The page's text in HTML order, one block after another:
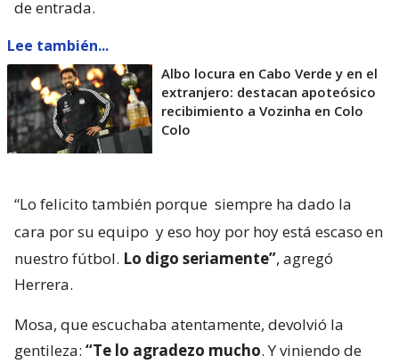
de entrada.
Lee también...
Albo locura en Cabo Verde y en el
extranjero: destacan apoteósico
recibimiento a Vozinha en Colo
Colo
“Lo felicito también porque siempre ha dado la
cara por su equipo y eso hoy por hoy está escaso en
nuestro fútbol. Lo digo seriamente”, agregó
Herrera.
Mosa, que escuchaba atentamente, devolvió la
gentileza: “Te lo agradezo mucho. Y viniendo de